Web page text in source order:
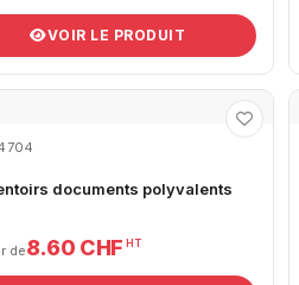
VOIR LE PRODUIT
documents polyvalents
de8.60 CHF HT